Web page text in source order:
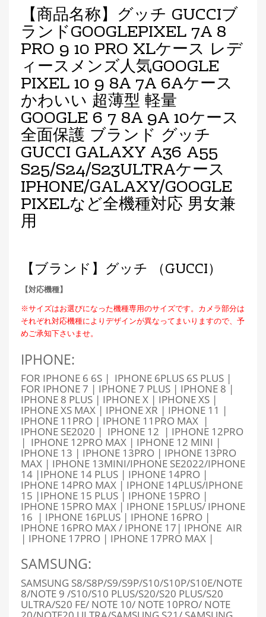
【商品名称】グッチ GUCCIブ
ランドGOOGLEPIXEL 7A 8
PRO 9 10 PRO XLケース レデ
ィースメンズ人気GOOGLE
PIXEL 10 9 8A 7A 6Aケース
かわいい 超薄型 軽量
GOOGLE 6 7 8A 9A 10ケース
全面保護 ブランド グッチ
GUCCI GALAXY A36 A55
S25/S24/S23ULTRAケース
IPHONE/GALAXY/GOOGLE
PIXELなど全機種対応 男女兼
用
【ブランド】グッチ （GUCCI）
【対応機種】
※サイズはお選びになった機種専用のサイズです。カメラ部分は
それぞれ対応機種によりデザインが異なってまいりますので、予
めご承知下さいませ。
IPHONE:
FOR IPHONE 6 6S | IPHONE 6PLUS 6S PLUS |
FOR IPHONE 7 | IPHONE 7 PLUS | IPHONE 8 |
IPHONE 8 PLUS | IPHONE X | IPHONE XS |
IPHONE XS MAX | IPHONE XR | IPHONE 11 |
IPHONE 11PRO | IPHONE 11PRO MAX |
IPHONE SE2020 | IPHONE 12 | IPHONE 12PRO
| IPHONE 12PRO MAX | IPHONE 12 MINI |
IPHONE 13 | IPHONE 13PRO | IPHONE 13PRO
MAX | IPHONE 13MINI/IPHONE SE2022/IPHONE
14 |IPHONE 14 PLUS | IPHONE 14PRO |
IPHONE 14PRO MAX | IPHONE 14PLUS/IPHONE
15 |IPHONE 15 PLUS | IPHONE 15PRO |
IPHONE 15PRO MAX | IPHONE 15PLUS/ IPHONE
16 | IPHONE 16PLUS | IPHONE 16PRO |
IPHONE 16PRO MAX / IPHONE 17| IPHONE AIR
| IPHONE 17PRO | IPHONE 17PRO MAX |
SAMSUNG:
SAMSUNG S8/S8P/S9/S9P/S10/S10P/S10E/NOTE
8/NOTE 9 /S10/S10 PLUS/S20/S20 PLUS/S20
ULTRA/S20 FE/ NOTE 10/ NOTE 10PRO/ NOTE